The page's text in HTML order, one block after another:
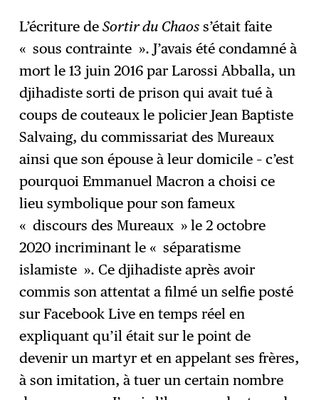
L’écriture deSortir du Chaos s’était faite
« sous contrainte ». J’avais été condamné à
mort le 13 juin 2016 par Larossi Abballa, un
djihadiste sorti de prison qui avait tué à
coups de couteaux le policier Jean Baptiste
Salvaing, du commissariat des Mureaux
ainsi que son épouse à leur domicile – c’est
pourquoi Emmanuel Macron a choisi ce
lieu symbolique pour son fameux
« discours des Mureaux » le 2 octobre
2020 incriminant le « séparatisme
islamiste ». Ce djihadiste après avoir
commis son attentat a filmé un selfie posté
sur Facebook Live en temps réel en
expliquant qu’il était sur le point de
devenir un martyr et en appelant ses frères,
à son imitation, à tuer un certain nombre